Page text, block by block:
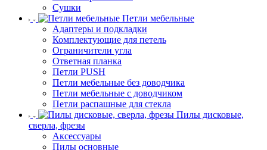
Сушки
Петли мебельные
Адаптеры и подкладки
Комплектующие для петель
Ограничители угла
Ответная планка
Петли PUSH
Петли мебельные без доводчика
Петли мебельные с доводчиком
Петли распашные для стекла
Пилы дисковые,
сверла, фрезы
Аксессуары
Пилы основные